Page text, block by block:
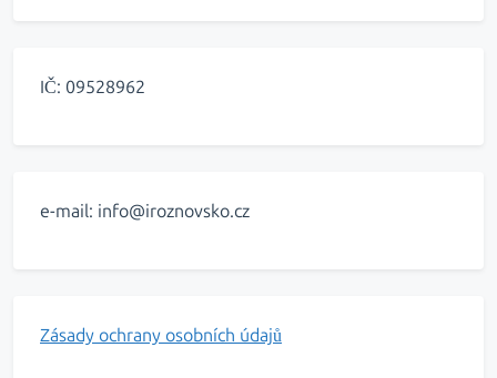
IČ: 09528962
e-mail: info@iroznovsko.cz
Zásady ochrany osobních údajů